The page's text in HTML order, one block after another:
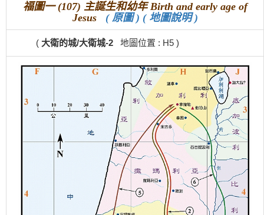
福圖一 (107) 主誕生和幼年 Birth and early age of
Jesus ( 原圖 ) ( 地圖說明 )
( 大衛的城/大衛城-2 地圖位置 : H5 )